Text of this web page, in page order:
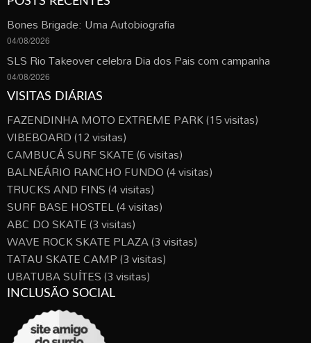
Bones Brigade: Uma Autobiografia
04/08/2026
SLS Rio Takeover celebra Dia dos Pais com campanha
04/08/2026
VISITAS DIÁRIAS
FAZENDINHA MOTO EXTREME PARK(15 visitas)
VIBEBOARD(12 visitas)
CAMBUCÁ SURF SKATE(6 visitas)
BALNEÁRIO RANCHO FUNDO(4 visitas)
TRUCKS AND FINS(4 visitas)
SURF BASE HOSTEL(4 visitas)
ABC DO SKATE(3 visitas)
WAVE ROCK SKATE PLAZA(3 visitas)
TATAU SKATE CAMP(3 visitas)
UBATUBA SUÍTES(3 visitas)
INCLUSÃO SOCIAL